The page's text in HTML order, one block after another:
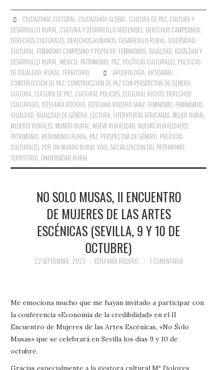
CIUDADANÍA CULTURAL CIUDADANÍA GLOBAL CULTURA DE PAZ, CULTURA Y
DESARROLLO RURAL CULTURA Y DESARROLLO SOSTENIBLE DERECHOS CAMPESINOS
DERECHOS CULTURALES DERECHOS HUMANOS DESARROLLO RURAL DIVERSIDAD
CULTURAL FEMINISMO CAMPESINO Y POPULAR FEMINISMOS IGUALDAD IGUALDAD Y
DESARROLLO RURAL MÉXICO PATRIMONIO PAZ POLÍTICAS CULTURALES POLÍTICAS
DE IGUALDAD RURAL ,TERRITORIO ARQUEOLOGÍA, ARTESANÍA,
CONSTRUCCIÓN DE PAZ CONSTRUCCIÓN DE PAZ CON PERSPECTIVA DE GÉNERO
CULTURA CULTURA DE PAZ CULTURAL POLICIES CULTURAL RIGHTS DERECHOS
CULTURALES ESTEFANÍA RODERO ESTEFANÍA RODERO SANZ FEMINISMO FEMINISMOS
IGUALDAD IGUALDAD DE GÉNERO LECTURA LITERATURAS AFRICANAS MUJER RURAL
MUJERES RURALES MUNDO RURAL NUEVA RURALIDAD NUEVAS RURALIDADES
PATRIMONIO PATRIMONIO RURAL PAZ PERSPECTIVA DE GÉNERO POLÍTICAS
CULTURALES POR UN MUNDO RURAL VIVO ,SOCIALIZACIÓN DEL PATRIMONIO
TERRITORIO UNIVERSIDAD RURAL
NO SOLO MUSAS, II ENCUENTRO
DE MUJERES DE LAS ARTES
ESCÉNICAS (SEVILLA, 9 Y 10 DE
OCTUBRE)
22 SEPTIEMBRE, 2023 ESTEFANÍA RODERO 1 COMENTARIO
Me emociona mucho que me hayan invitado a participar con
la conferencia «Economía de la credibilidad» en el II
Encuentro de Mujeres de las Artes Escénicas, «No Solo
Musas» que se celebrará en Sevilla los días 9 y 10 de
octubre.
Gracias especialmente a la gestora cultural Mª Dolores